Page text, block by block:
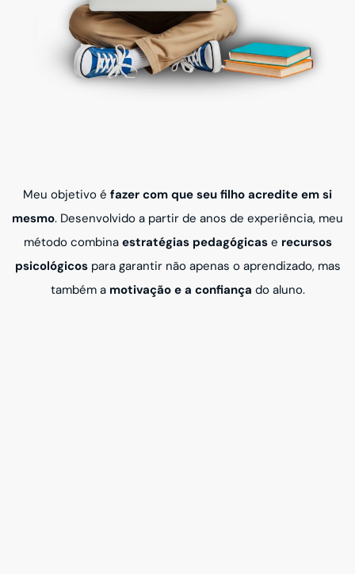
Meu objetivo é fazer com que seu filho acredite em si
mesmo. Desenvolvido a partir de anos de experiência, meu
método combina estratégias pedagógicase recursos
psicológicospara garantir não apenas o aprendizado, mas
também a motivação e a confiança do aluno.